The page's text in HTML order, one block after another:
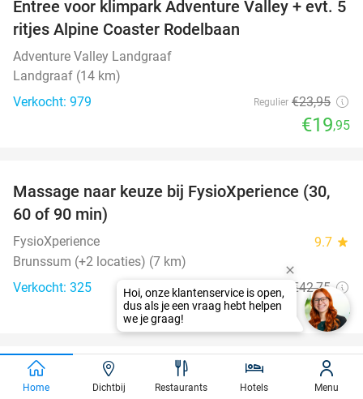
17%
Entree voor klimpark Adventure Valley + evt. 5
ritjes Alpine Coaster Rodelbaan
Adventure Valley Landgraaf
Landgraaf (14 km)
Verkocht: 979
Regulier €23,95
€19,95
44%
Massage naar keuze bij FysioXperience (30,
60 of 90 min)
FysioXperience 9.7 star
Brunssum (+2 locaties) (7 km)
Verkocht: 325
€42,75
€24
33%
favorite_border
Dagentree Aqua Mundo op Center Parcs
Home Dichtbij Restaurants Hotels Menu